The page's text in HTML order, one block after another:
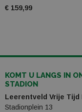
€ 159,99
KOMT U LANGS IN
STADION
Leerentveld Vrije Tijd
Stadionplein 13